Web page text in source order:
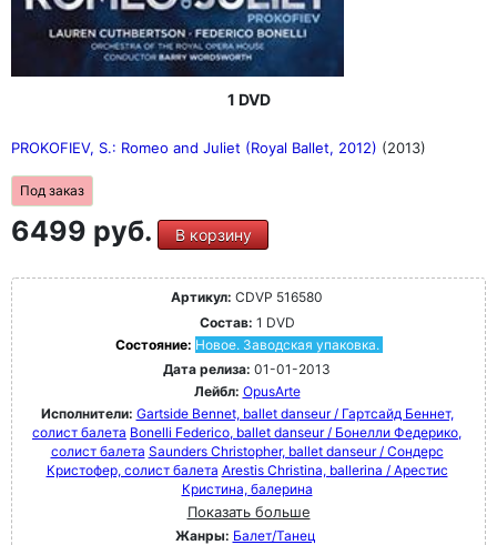
1 DVD
PROKOFIEV, S.: Romeo and Juliet (Royal Ballet, 2012) (2013)
Под заказ
6499 руб. В корзину
Артикул: CDVP 516580
Состав: 1 DVD
Состояние: Новое. Заводская упаковка.
Дата релиза: 01-01-2013
Лейбл: OpusArte
Исполнители: Gartside Bennet, ballet danseur / Гартсайд Беннет,
солист балета Bonelli Federico, ballet danseur / Бонелли Федерико,
солист балета Saunders Christopher, ballet danseur / Сондерс
Кристофер, солист балета Arestis Christina, ballerina / Арестис
Кристина, балерина
Показать больше
Жанры: Балет/Танец